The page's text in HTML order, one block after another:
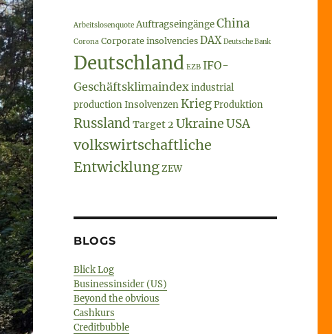
Arbeitslosenquote AuftragseingängeChina
Corona Corporate insolvencies DAX Deutsche Bank
Deutschland EZB IFO-
Geschäftsklimaindexindustrial
productionInsolvenzenKriegProduktion
Russland Target 2 UkraineUSA
volkswirtschaftliche
EntwicklungZEW
BLOGS
Blick Log
Businessinsider (US)
Beyond the obvious
Cashkurs
Creditbubble